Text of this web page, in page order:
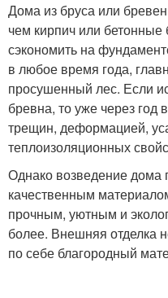
Дома из бруса или
чем кирпич или бетонные
сэкономить на
в любое время года,
просушенный лес. Если
бревна, то уже через год
трещин, деформацией,
теплоизоляционных
Однако возведение дома
качественным
прочным, уютным и
более. Внешняя отделка
по себе благородный